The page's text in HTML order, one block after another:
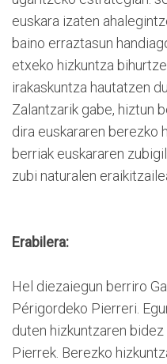
euskara izaten
baino erraztasun
etxeko hizkuntza
irakaskuntza hautatzen
Zalantzarik gabe, hiztun
dira euskararen berezko
berriak euskararen
zubi naturalen
Erabilera:
Hel diezaiegun berriro
Périgordeko Pierreri.
duten hizkuntzaren
Pierrek. Berezko